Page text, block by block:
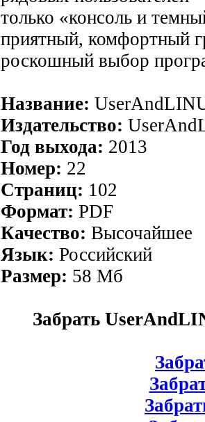
только «консоль и
приятный, комфортный
роскошный выбор
Название:
Издательство:
Год выхода: 2013
Номер: 22
Страниц: 102
Формат: PDF
Качество: Высочайшее
Язык: Российский
Размер: 58 Мб
Забрать